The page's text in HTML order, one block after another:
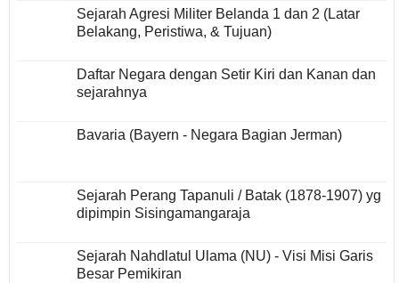
Sejarah Agresi Militer Belanda 1 dan 2 (Latar
Belakang, Peristiwa, & Tujuan)
Daftar Negara dengan Setir Kiri dan Kanan dan
sejarahnya
Bavaria (Bayern - Negara Bagian Jerman)
Sejarah Perang Tapanuli / Batak (1878-1907) yg
dipimpin Sisingamangaraja
Sejarah Nahdlatul Ulama (NU) - Visi Misi Garis
Besar Pemikiran